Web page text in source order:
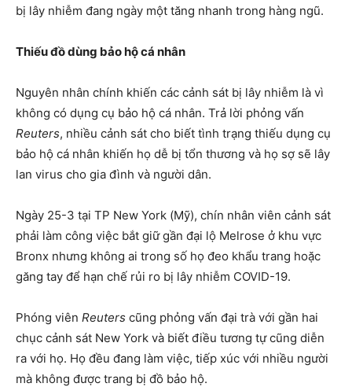
bị lây nhiễm đang ngày một tăng nhanh trong hàng ngũ.
Thiếu đồ dùng bảo hộ cá nhân
Nguyên nhân chính khiến các cảnh sát bị lây nhiễm là vì
không có dụng cụ bảo hộ cá nhân. Trả lời phỏng vấn
Reuters, nhiều cảnh sát cho biết tình trạng thiếu dụng cụ
bảo hộ cá nhân khiến họ dễ bị tổn thương và họ sợ sẽ lây
lan virus cho gia đình và người dân.
Ngày 25-3 tại TP New York (Mỹ), chín nhân viên cảnh sát
phải làm công việc bắt giữ gần đại lộ Melrose ở khu vực
Bronx nhưng không ai trong số họ đeo khẩu trang hoặc
găng tay để hạn chế rủi ro bị lây nhiễm COVID-19.
Phóng viên Reuters cũng phỏng vấn đại trà với gần hai
chục cảnh sát New York và biết điều tương tự cũng diễn
ra với họ. Họ đều đang làm việc, tiếp xúc với nhiều người
mà không được trang bị đồ bảo hộ.